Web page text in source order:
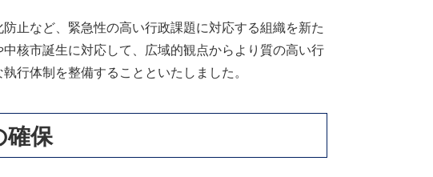
止など、緊急性の高い行政課題に対応する組織を新た
核市誕生に対応して、広域的観点からより質の高い行
行体制を整備することといたしました。
確保